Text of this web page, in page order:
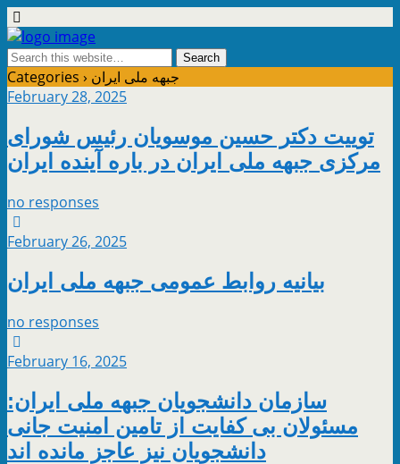
Categories › جبهه ملی ایران
February 28, 2025
توییت دکتر حسین موسویان رئیس شورای
مرکزی جبهه ملی ایران در باره آینده ایران
no responses
February 26, 2025
بیانیه روابط عمومی جبهه ملی ایران
no responses
February 16, 2025
سازمان دانشجویان جبهه ملی ایران:
مسئولان بی کفایت از تامین امنیت جانی
دانشجویان نیز عاجز مانده اند